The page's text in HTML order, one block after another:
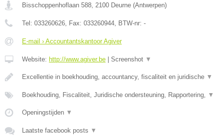
Bisschoppenhoflaan 588, 2100 Deurne (Antwerpen)
Tel: 033260626, Fax: 033260944, BTW-nr: -
E-mail › Accountantskantoor Agiver
Website: http://www.agiver.be Screenshot ▼
Excellentie in boekhouding, accountancy, fiscaliteit en juridische ▼
Boekhouding, Fiscaliteit, Juridische ondersteuning, Rapportering, ▼
Openingstijden ▼
Laatste facebook posts ▼